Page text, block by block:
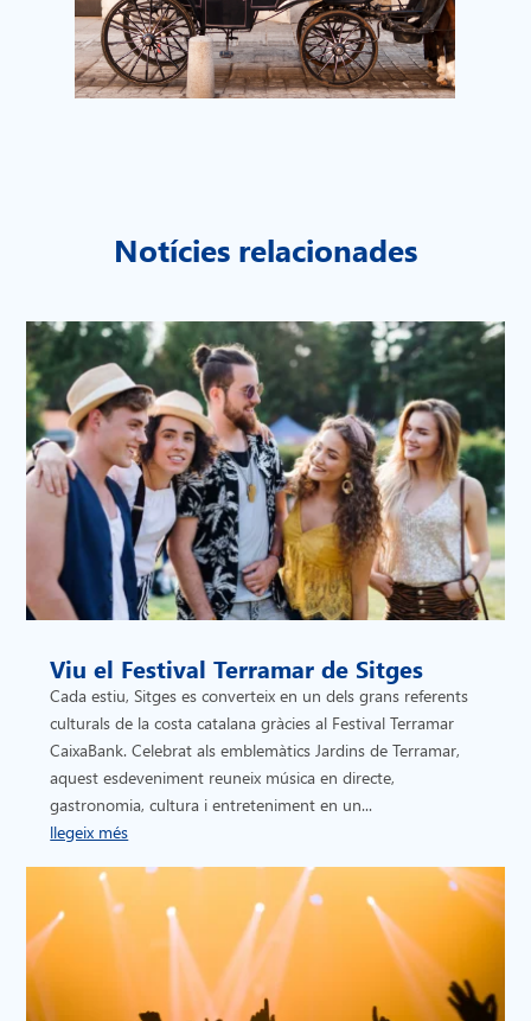
Notícies relacionades
Viu el Festival Terramar de Sitges
Cada estiu, Sitges es converteix en un dels grans referents
culturals de la costa catalana gràcies al Festival Terramar
CaixaBank. Celebrat als emblemàtics Jardins de Terramar,
aquest esdeveniment reuneix música en directe,
gastronomia, cultura i entreteniment en un...
llegeix més